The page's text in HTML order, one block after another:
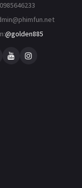
@golden885